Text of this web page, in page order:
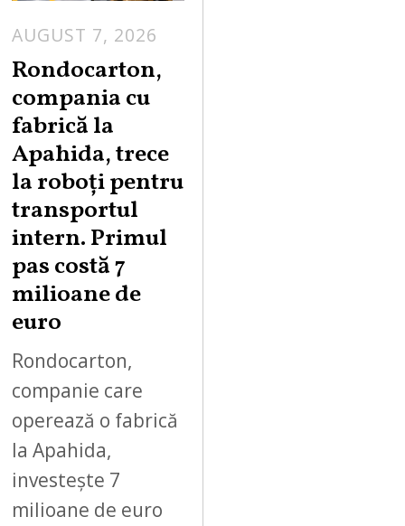
AUGUST 7, 2026
G
T
7
2
Rondocarton,
compania cu
fabrică la
Apahida, trece
la roboți pentru
transportul
intern. Primul
pas costă 7
milioane de
euro
Rondocarton,
companie care
operează o fabrică
la Apahida,
investește 7
milioane de euro